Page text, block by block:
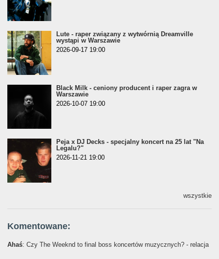
Lute - raper związany z wytwórnią Dreamville
wystąpi w Warszawie
2026-09-17 19:00
Black Milk - ceniony producent i raper zagra w
Warszawie
2026-10-07 19:00
Peja x DJ Decks - specjalny koncert na 25 lat "Na
Legalu?"
2026-11-21 19:00
wszystkie
Komentowane:
Ahaś: Czy The Weeknd to final boss koncertów muzycznych? - relacja